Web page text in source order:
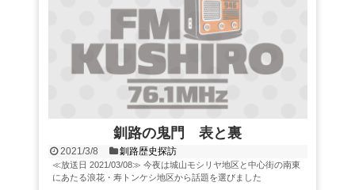
釧路の鬼門 表と裏
2021/3/8 釧路歴史探訪
≪放送日 2021/03/08≫ 今夜は城山モシリヤ地区と中心街の南東
にあたる浪花・寿トンケシ地区から話題を選びました